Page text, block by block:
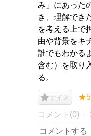
み」にあった
き、理解でき
を考える上で
由や背景をキ
誰でもわかる
含む）を取り
る。
ナイス ★5
コメント(0)